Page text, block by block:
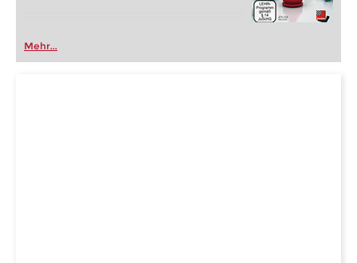
Mehr...